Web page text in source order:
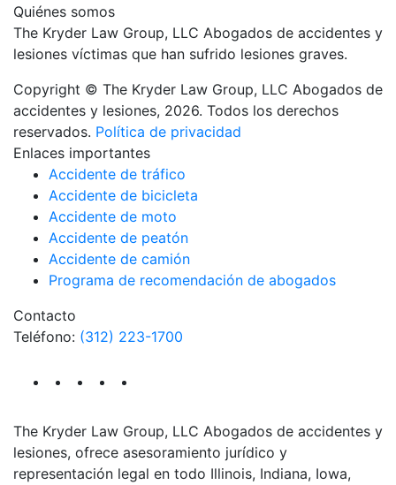
Quiénes somos
The Kryder Law Group, LLC Abogados de accidentes y
lesiones víctimas que han sufrido lesiones graves.
Copyright © The Kryder Law Group, LLC Abogados de
accidentes y lesiones, 2026. Todos los derechos
reservados. Política de privacidad
Enlaces importantes
Accidente de tráfico
Accidente de bicicleta
Accidente de moto
Accidente de peatón
Accidente de camión
Programa de recomendación de abogados
Contacto
Teléfono: (312) 223-1700
The Kryder Law Group, LLC Abogados de accidentes y
lesiones, ofrece asesoramiento jurídico y
representación legal en todo Illinois, Indiana, Iowa,